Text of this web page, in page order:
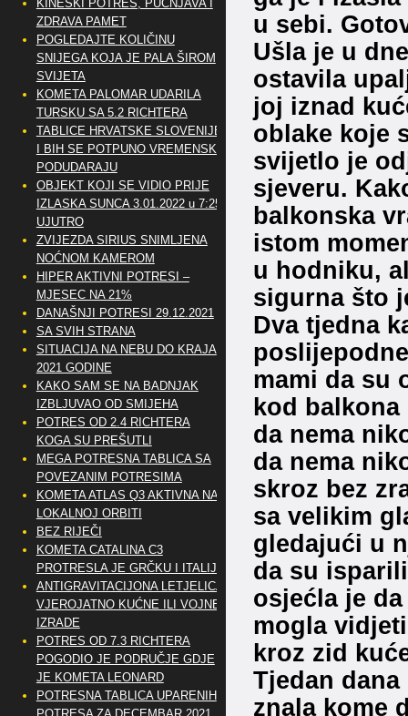
u sebi.
Ušla je u
ostavila
joj iznad
oblake koje
svijetlo je
sjeveru.
balkonska
istom
u hodniku,
sigurna što
Dva tjedna
mami da su
kod
da nema
da nema
skroz bez
sa velikim
gledajući u
da su
osjećla je
mogla
kroz zid
Tjedan
znala kome
KINESKI POTRES, PUCNJAVA I
ZDRAVA PAMET
POGLEDAJTE KOLIČINU
SNIJEGA KOJA JE PALA ŠIROM
SVIJETA
KOMETA PALOMAR UDARILA
TURSKU SA 5.2 RICHTERA
TABLICE HRVATSKE SLOVENIJE
I BIH SE POTPUNO VREMENSKI
PODUDARAJU
OBJEKT KOJI SE VIDIO PRIJE
IZLASKA SUNCA 3.01.2022 u 7:25
UJUTRO
ZVIJEZDA SIRIUS SNIMLJENA
NOĆNOM KAMEROM
HIPER AKTIVNI POTRESI –
MJESEC NA 21%
DANAŠNJI POTRESI 29.12.2021
SA SVIH STRANA
SITUACIJA NA NEBU DO KRAJA
2021 GODINE
KAKO SAM SE NA BADNJAK
IZBLJUVAO OD SMIJEHA
POTRES OD 2.4 RICHTERA
KOGA SU PREŠUTLI
MEGA POTRESNA TABLICA SA
POVEZANIM POTRESIMA
KOMETA ATLAS Q3 AKTIVNA NA
LOKALNOJ ORBITI
BEZ RIJEČI
KOMETA CATALINA C3
PROTRESLA JE GRČKU I ITALIJU
ANTIGRAVITACIJONA LETJELICA
VJEROJATNO KUĆNE ILI VOJNE
IZRADE
POTRES OD 7.3 RICHTERA
POGODIO JE PODRUČJE GDJE
JE KOMETA LEONARD
POTRESNA TABLICA UPARENIH